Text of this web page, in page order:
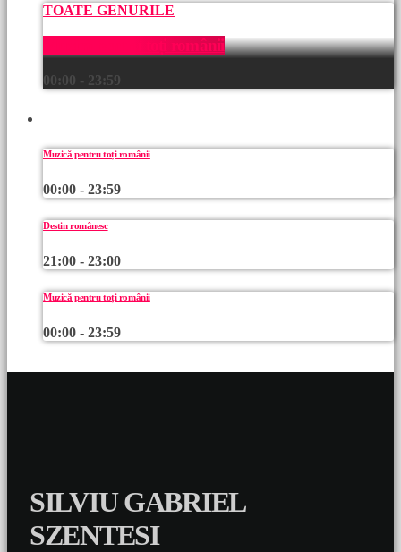
TOATE GENURILE
Muzică pentru toți românii
00:00 - 23:59
Muzică pentru toți românii
00:00 - 23:59
Destin românesc
21:00 - 23:00
Muzică pentru toți românii
00:00 - 23:59
SILVIU GABRIEL
SZENTESI